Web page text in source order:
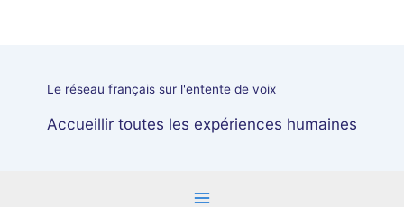
Le réseau français sur l'entente de voix
Accueillir toutes les expériences humaines
Paris